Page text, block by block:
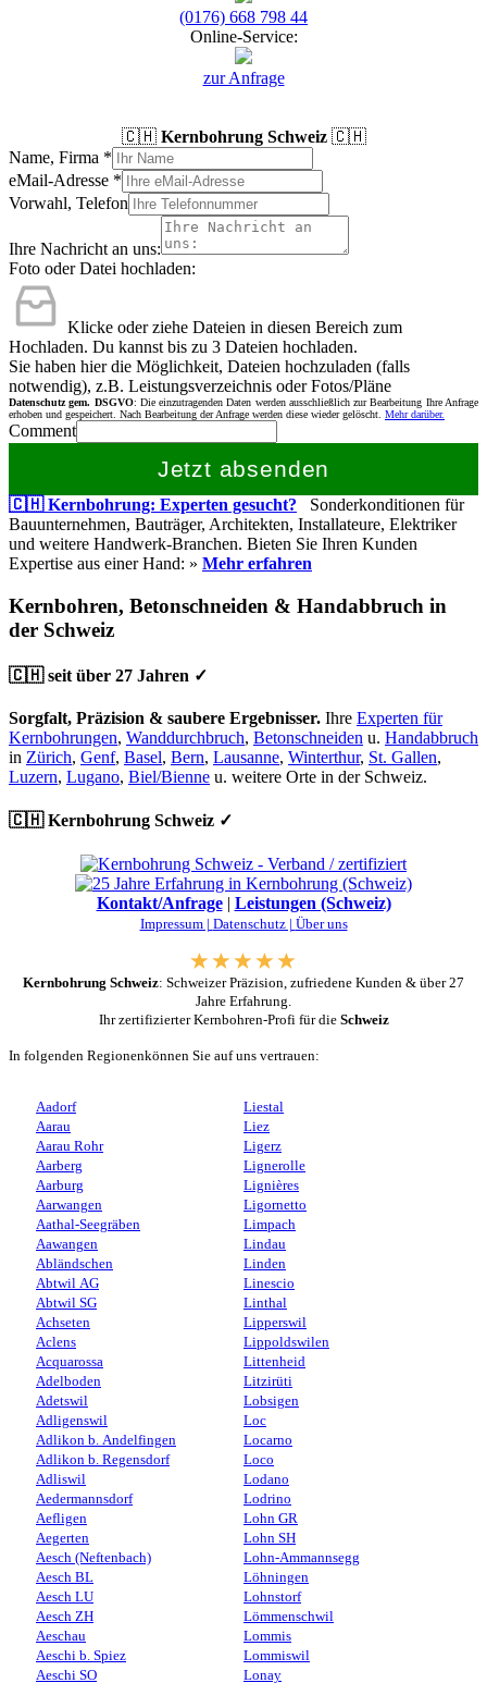
(0176) 668 798 44
Online-Service:
zur Anfrage
🇨🇭 Kernbohrung Schweiz🇨🇭
Name, Firma *
eMail-Adresse *
Vorwahl, Telefon
Ihre Nachricht an uns:
Foto oder Datei hochladen:
Klicke oder ziehe Dateien in diesen Bereich zum
Hochladen. Du kannst bis zu 3 Dateien hochladen.
Sie haben hier die Möglichkeit, Dateien hochzuladen (falls
notwendig), z.B. Leistungsverzeichnis oder Fotos/Pläne
Datenschutz gem. DSGVO: Die einzutragenden Daten werden ausschließlich zur Bearbeitung Ihre Anfrage
erhoben und gespeichert. Nach Bearbeitung der Anfrage werden diese wieder gelöscht. Mehr darüber.
Comment
Jetzt absenden
🇨🇭 Kernbohrung: Experten gesucht? Sonderkonditionen für
Bauunternehmen, Bauträger, Architekten, Installateure, Elektriker
und weitere Handwerk-Branchen. Bieten Sie Ihren Kunden
Expertise aus einer Hand: » Mehr erfahren
Kernbohren, Betonschneiden & Handabbruch in
der Schweiz
🇨🇭 seit über 27 Jahren ✓
Sorgfalt, Präzision & saubere Ergebnisser. Ihre Experten für
Kernbohrungen, Wanddurchbruch, Betonschneiden u. Handabbruch
in Zürich, Genf, Basel, Bern, Lausanne, Winterthur, St. Gallen,
Luzern, Lugano, Biel/Bienne u. weitere Orte in der Schweiz.
🇨🇭 Kernbohrung Schweiz ✓
Kontakt/Anfrage| Leistungen (Schweiz)
Impressum | Datenschutz | Über uns
Kernbohrung Schweiz: Schweizer Präzision, zufriedene Kunden & über 27
Jahre Erfahrung.
Ihr zertifizierter Kernbohren-Profi für die Schweiz
In folgenden Regionenkönnen Sie auf uns vertrauen:
Aadorf
Aarau
Aarau Rohr
Aarberg
Aarburg
Aarwangen
Aathal-Seegräben
Aawangen
Abländschen
Abtwil AG
Abtwil SG
Achseten
Aclens
Acquarossa
Adelboden
Adetswil
Adligenswil
Adlikon b. Andelfingen
Adlikon b. Regensdorf
Adliswil
Aedermannsdorf
Aefligen
Aegerten
Aesch (Neftenbach)
Aesch BL
Aesch LU
Aesch ZH
Aeschau
Aeschi b. Spiez
Aeschi SO
Liestal
Liez
Ligerz
Lignerolle
Lignières
Ligornetto
Limpach
Lindau
Linden
Linescio
Linthal
Lipperswil
Lippoldswilen
Littenheid
Litzirüti
Lobsigen
Loc
Locarno
Loco
Lodano
Lodrino
Lohn GR
Lohn SH
Lohn-Ammannsegg
Löhningen
Lohnstorf
Lömmenschwil
Lommis
Lommiswil
Lonay